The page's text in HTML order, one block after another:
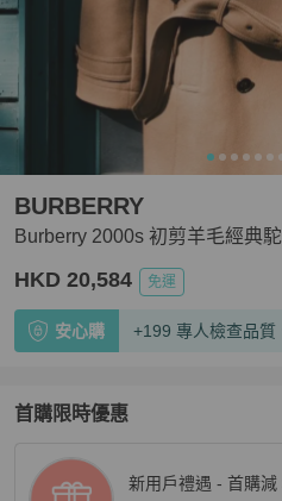
Burberry 2000s 初剪羊毛經典
BURBERRY
HKD 20,584 免運
安心購 +199 專人檢查品質
首購限時優惠
新用戶禮遇 - 首購減